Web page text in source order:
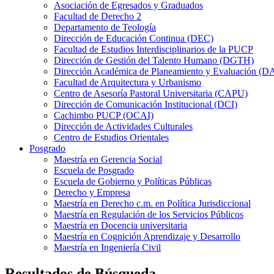
Asociación de Egresados y Graduados
Facultad de Derecho 2
Departamento de Teología
Dirección de Educación Continua (DEC)
Facultad de Estudios Interdisciplinarios de la PUCP
Dirección de Gestión del Talento Humano (DGTH)
Dirección Académica de Planeamiento y Evaluación
Facultad de Arquitectura y Urbanismo
Centro de Asesoría Pastoral Universitaria (CAPU)
Dirección de Comunicación Institucional (DCI)
Cachimbo PUCP (OCAI)
Dirección de Actividades Culturales
Centro de Estudios Orientales
Posgrado
Maestría en Gerencia Social
Escuela de Posgrado
Escuela de Gobierno y Políticas Públicas
Derecho y Empresa
Maestría en Derecho c.m. en Política Jurisdiccional
Maestría en Regulación de los Servicios Públicos
Maestría en Docencia universitaria
Maestría en Cognición Aprendizaje y Desarrollo
Maestría en Ingeniería Civil